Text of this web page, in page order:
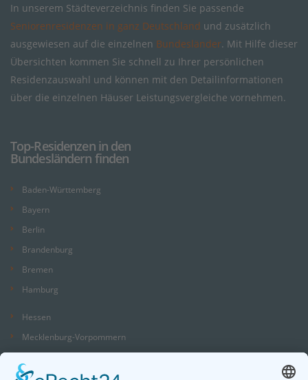
In unserem Städteverzeichnis finden Sie passende
Seniorenresidenzen in ganz Deutschland und zusätzlich
ausgewiesen auf die einzelnen Bundesländer. Mit Hilfe dieser
Übersichten kommen Sie schnell zu Ihrer persönlichen
Residenzauswahl und können mit den Detailinformationen
über die einzelnen Häuser Leistungsvergleiche vornehmen.
Top-Residenzen in den
Bundesländern finden
Baden-Württemberg
Bayern
Berlin
Brandenburg
Bremen
Hamburg
Hessen
Mecklenburg-Vorpommern
Niedersachsen
Nordrhein-Westfalen